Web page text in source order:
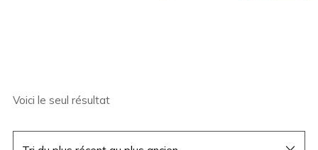
Voici le seul résultat